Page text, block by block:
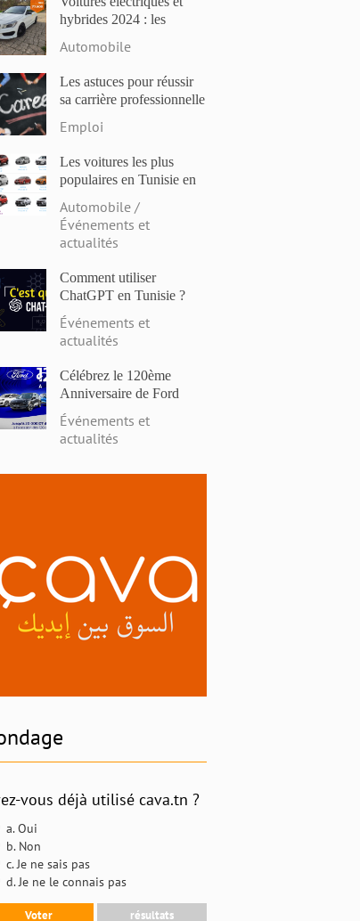
hybrides 2024 : les
et les dernières
Automobile
Les astuces pour réussir
sa carrière professionnelle
Emploi
Les voitures les plus
populaires en Tunisie en
prix et des caractéristiques
Automobile /
Événements et
actualités
Comment utiliser
ChatGPT en Tunisie ?
Événements et
actualités
Célébrez le 120ème
Anniversaire de Ford
avec Alpha Ford en
Tunisie : Profitez de
Remises Exceptionnelles
Événements et
actualités
vous déjà utilisé cava.tn ?
a. Oui
b. Non
c. Je ne sais pas
d. Je ne le connais pas